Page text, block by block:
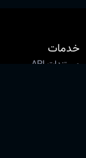
خدمات
مستندات API